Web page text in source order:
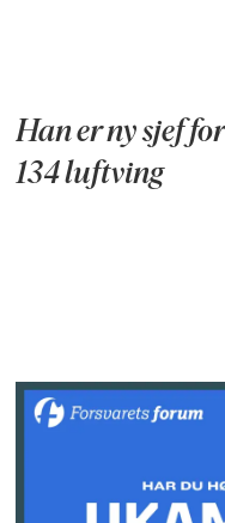
Han er ny sjef for
134 luftving